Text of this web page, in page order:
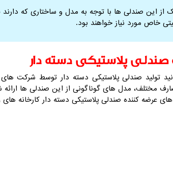
از این صندلی ها با توجه به مدل و ساختاری که دارند
خاص مورد نیاز خواهند بود.
صندلی پلاستیکی دسته دار
تولید صندلی پلاستیکی دسته دار توسط شرکت
مختلف، مدل های گوناگونی از این صندلی ها
عرضه کننده صندلی پلاستیکی دسته دار کارخانه های